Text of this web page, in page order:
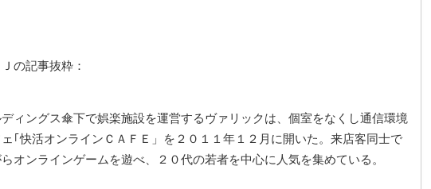
の記事抜粋：
ディングス傘下で娯楽施設を運営するヴァリックは、個室をなくし通信環境
｢快活オンラインＣＡＦＥ」を２０１１年１２月に開いた。来店客同士で
オンラインゲームを遊べ、２０代の若者を中心に人気を集めている。